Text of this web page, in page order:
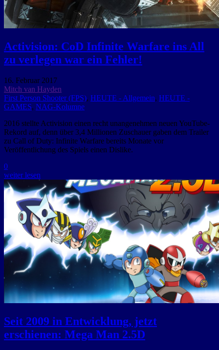
Activision: CoD Infinite Warfare ins All
zu verlegen war ein Fehler!
16. Februar 2017
Mitch van Hayden
First Person Shooter (FPS), HEUTE - Allgemein, HEUTE -
GAMES, NAG-Kolumne
2016 stellte Activision einen recht unangenehmen neuen YouTube-
Rekord auf, denn über 3,4 Millionen Zuschauer gaben dem Trailer
zu Call of Duty: Infinite Warfare bereits Monate vor
Veröffentlichung des Spiels einen Dislike.
0
weiter lesen
Seit 2009 in Entwicklung, jetzt
erschienen: Mega Man 2.5D